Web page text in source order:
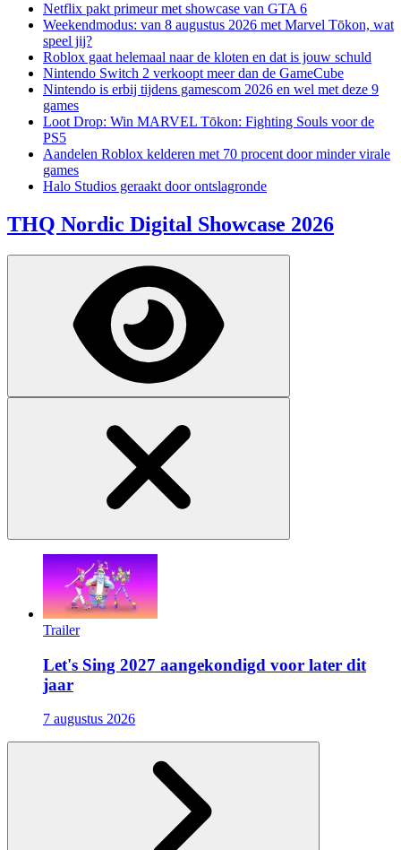
Netflix pakt primeur met showcase van GTA 6
Weekendmodus: van 8 augustus 2026 met Marvel Tōkon, wat
speel jij?
Roblox gaat helemaal naar de kloten en dat is jouw schuld
Nintendo Switch 2 verkoopt meer dan de GameCube
Nintendo is erbij tijdens gamescom 2026 en wel met deze 9
games
Loot Drop: Win MARVEL Tōkon: Fighting Souls voor de
PS5
Aandelen Roblox kelderen met 70 procent door minder virale
games
Halo Studios geraakt door ontslagronde
THQ Nordic Digital Showcase 2026
Trailer
Let's Sing 2027 aangekondigd voor later dit
jaar
7 augustus 2026